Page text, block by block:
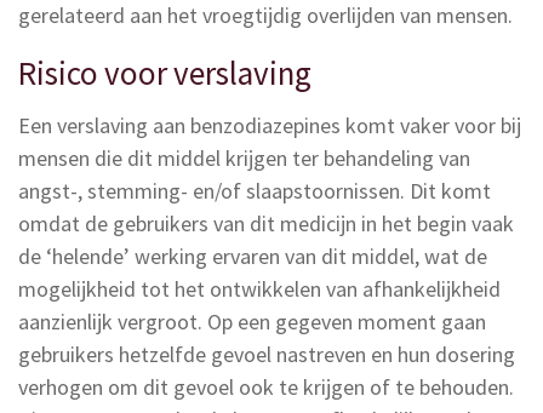
gerelateerd aan het vroegtijdig overlijden van mensen.
Risico voor verslaving
Een verslaving aan benzodiazepines komt vaker voor bij
mensen die dit middel krijgen ter behandeling van
angst-, stemming- en/of slaapstoornissen. Dit komt
omdat de gebruikers van dit medicijn in het begin vaak
de ‘helende’ werking ervaren van dit middel, wat de
mogelijkheid tot het ontwikkelen van afhankelijkheid
aanzienlijk vergroot. Op een gegeven moment gaan
gebruikers hetzelfde gevoel nastreven en hun dosering
verhogen om dit gevoel ook te krijgen of te behouden.